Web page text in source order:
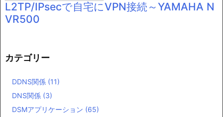
L2TP/IPsecで自宅にVPN接続～YAMAHA N
VR500
カテゴリー
DDNS関係 (11)
DNS関係 (3)
DSMアプリケーション (65)